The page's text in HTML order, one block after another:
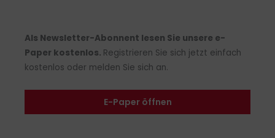
Als Newsletter-Abonnent lesen Sie unsere e-
Paper kostenlos. Registrieren Sie sich jetzt einfach
kostenlos oder melden Sie sich an.
E-Paper öffnen